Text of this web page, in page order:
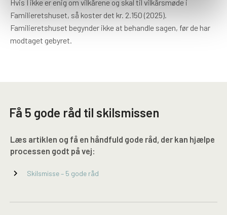
Hvis I ikke er enig om vilkårene og skal til vilkårsmøde i
Familieretshuset, så koster det kr. 2.150 (2025).
Familieretshuset begynder ikke at behandle sagen, før de har
modtaget gebyret.
Få 5 gode råd til skilsmissen
Læs artiklen og få en håndfuld gode råd, der kan hjælpe
processen godt på vej:
chevron_right Skilsmisse – 5 gode råd